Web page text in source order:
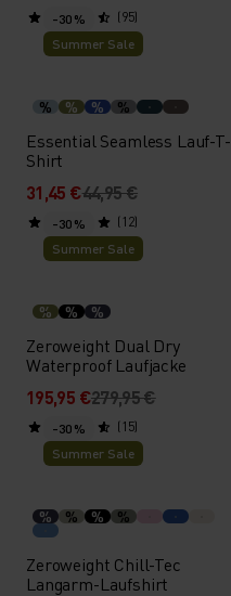
(95)
-30 %
Summer Sale
% % % %
Essential Seamless Lauf-T-
Shirt
31,45 €44,95 €
(12)
-30 %
Summer Sale
% % %
Zeroweight Dual Dry
Waterproof Laufjacke
195,95 €279,95 €
(15)
-30 %
Summer Sale
% % % %
Zeroweight Chill-Tec
Langarm-Laufshirt